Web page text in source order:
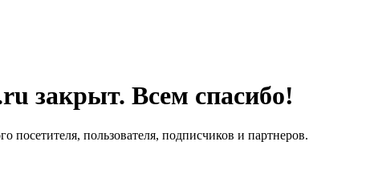
закрыт. Всем спасибо!
посетителя, пользователя, подписчиков и партнеров.